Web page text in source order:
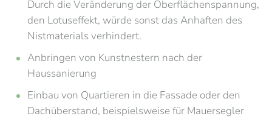
Durch die Veränderung der Oberflächenspannung,
den Lotuseffekt, würde sonst das Anhaften des
Nistmaterials verhindert.
Anbringen von Kunstnestern nach der
Haussanierung
Einbau von Quartieren in die Fassade oder den
Dachüberstand, beispielsweise für Mauersegler